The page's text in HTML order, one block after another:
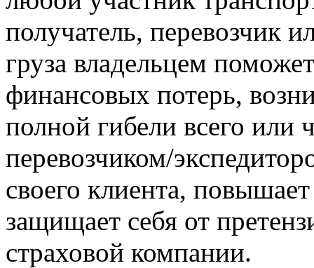
получатель, перевозчик
груза владельцем
финансовых потерь,
полной гибели всего или
перевозчиком/
своего клиента,
защищает себя от
страховой компании.